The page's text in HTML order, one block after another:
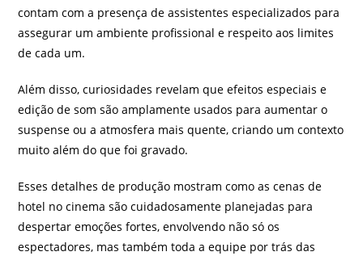
contam com a presença de assistentes especializados para
assegurar um ambiente profissional e respeito aos limites
de cada um.
Além disso, curiosidades revelam que efeitos especiais e
edição de som são amplamente usados para aumentar o
suspense ou a atmosfera mais quente, criando um contexto
muito além do que foi gravado.
Esses detalhes de produção mostram como as cenas de
hotel no cinema são cuidadosamente planejadas para
despertar emoções fortes, envolvendo não só os
espectadores, mas também toda a equipe por trás das